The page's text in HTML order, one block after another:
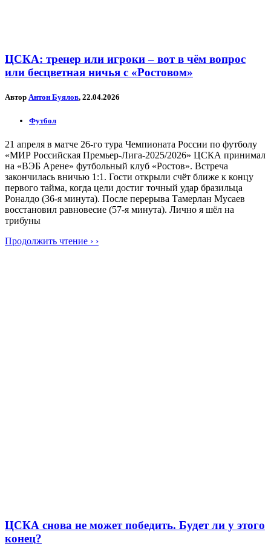
ЦСКА: тренер или игроки – вот в чём вопрос
или бесцветная ничья с «Ростовом»
Автор Антон Буялов, 22.04.2026
Футбол
21 апреля в матче 26-го тура Чемпионата России по футболу
«МИР Российская Премьер-Лига-2025/2026» ЦСКА принимал
на «ВЭБ Арене» футбольный клуб «Ростов». Встреча
закончилась вничью 1:1. Гости открыли счёт ближе к концу
первого тайма, когда цели достиг точный удар бразильца
Роналдо (36-я минута). После перерыва Тамерлан Мусаев
восстановил равновесие (57-я минута). Лично я шёл на
трибуны
Продолжить чтение › ›
ЦСКА снова не может победить. Будет ли у этого
конец?